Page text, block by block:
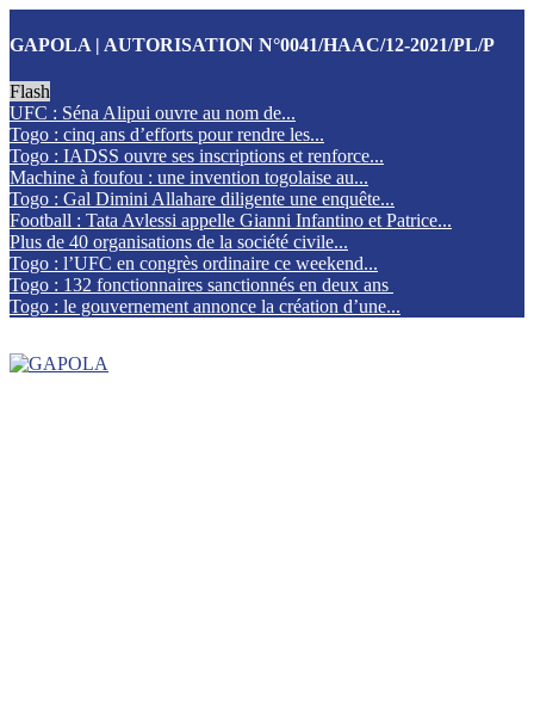
GAPOLA | AUTORISATION N°0041/HAAC/12-2021/PL/P
Flash
UFC : Séna Alipui ouvre au nom de...
Togo : cinq ans d’efforts pour rendre les...
Togo : IADSS ouvre ses inscriptions et renforce...
Machine à foufou : une invention togolaise au...
Togo : Gal Dimini Allahare diligente une enquête...
Football : Tata Avlessi appelle Gianni Infantino et Patrice...
Plus de 40 organisations de la société civile...
Togo : l’UFC en congrès ordinaire ce weekend...
Togo : 132 fonctionnaires sanctionnés en deux ans
Togo : le gouvernement annonce la création d’une...